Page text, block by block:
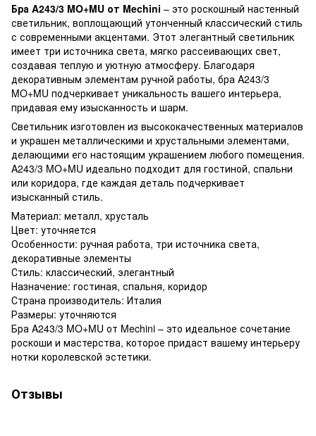
Бра A243/3 MO+MU от Mechini – это роскошный настенный
светильник, воплощающий утонченный классический стиль
с современными акцентами. Этот элегантный светильник
имеет три источника света, мягко рассеивающих свет,
создавая теплую и уютную атмосферу. Благодаря
декоративным элементам ручной работы, бра A243/3
MO+MU подчеркивает уникальность вашего интерьера,
придавая ему изысканность и шарм.
Светильник изготовлен из высококачественных материалов
и украшен металлическими и хрустальными элементами,
делающими его настоящим украшением любого помещения.
A243/3 MO+MU идеально подходит для гостиной, спальни
или коридора, где каждая деталь подчеркивает
изысканный стиль.
Материал: металл, хрусталь
Цвет: уточняется
Особенности: ручная работа, три источника света,
декоративные элементы
Стиль: классический, элегантный
Назначение: гостиная, спальня, коридор
Страна производитель: Италия
Размеры: уточняются
Бра A243/3 MO+MU от Mechini – это идеальное сочетание
роскоши и мастерства, которое придаст вашему интерьеру
нотки королевской эстетики.
Отзывы